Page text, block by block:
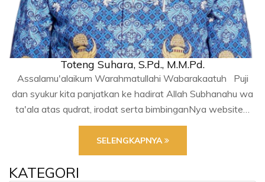
Toteng Suhara, S.Pd., M.M.Pd.
Assalamu'alaikum Warahmatullahi Wabarakaatuh Puji
dan syukur kita panjatkan ke hadirat Allah Subhanahu wa
ta'ala atas qudrat, irodat serta bimbinganNya website…
SELENGKAPNYA
KATEGORI